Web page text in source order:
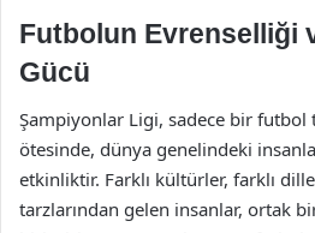
Futbolun Evrenselliği
Gücü
Şampiyonlar Ligi, sadece bir futbol
ötesinde, dünya genelindeki
etkinliktir. Farklı kültürler, farklı
tarzlarından gelen insanlar, ortak